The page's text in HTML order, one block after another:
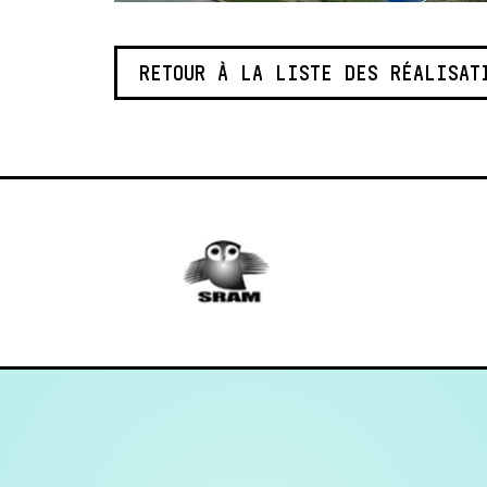
RETOUR À LA LISTE DES